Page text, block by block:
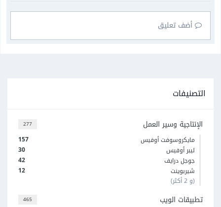
أضف تعليق
التصنيفات
277 الإنتاجية وسير العمل
157
مايكروسوفت أوفيس
30
ليبر أوفيس
42
جوجل درايف
12
شيربوينت
(و 2 أكثر)
465 تطبيقات الويب